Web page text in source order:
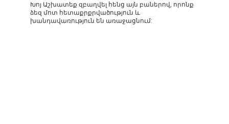
Խոյ Աշխատեք զբաղվել հենց այն բաներով, որոնք
ձեզ մոտ հետաքրքրվածություն և
խանդավառություն են առաջացնում: